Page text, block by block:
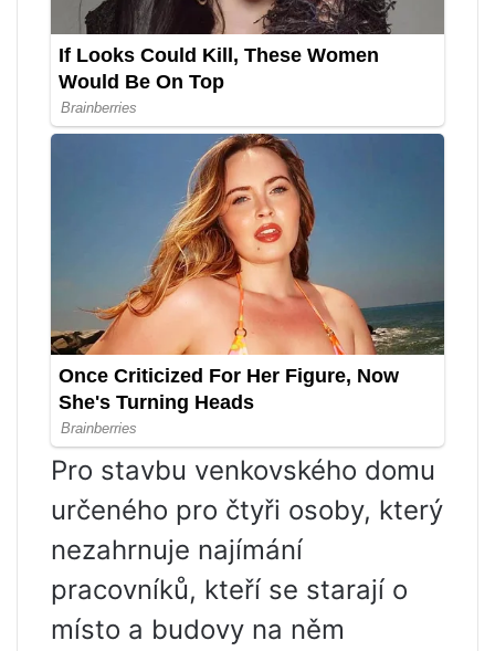
Pro stavbu venkovského domu
určeného pro čtyři osoby, který
nezahrnuje najímání
pracovníků, kteří se starají o
místo a budovy na něm